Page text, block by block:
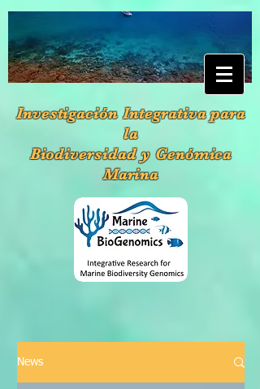
Investigación Integrativa para
la
Biodiversidad y Genómica
Marina
News